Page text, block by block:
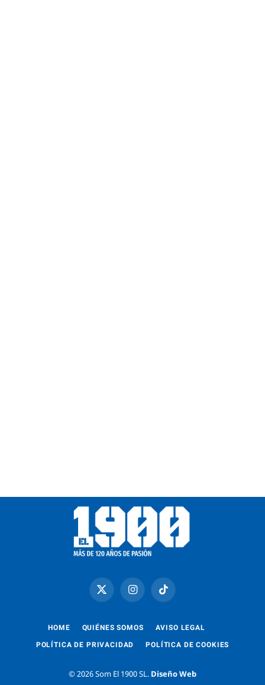
X
(Twitter)
InstagramTikTok
HOME QUIÉNES SOMOS AVISO LEGAL
POLÍTICA DE PRIVACIDAD POLÍTICA DE COOKIES
© 2026 Som El 1900 SL. Diseño Web